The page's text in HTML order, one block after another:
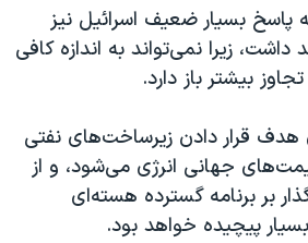
پاسخ بسیار ضعیف اسرائیل نیز
زیرا نمی‌تواند به اندازه کافی
بیشتر باز دارد.
هدف قرار دادن زیرساخت‌های نفتی
جهانی انرژی می‌شود، و از
بر برنامه گسترده هسته‌ای
پیچیده خواهد بود.